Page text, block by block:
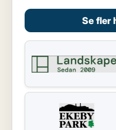
Se fler